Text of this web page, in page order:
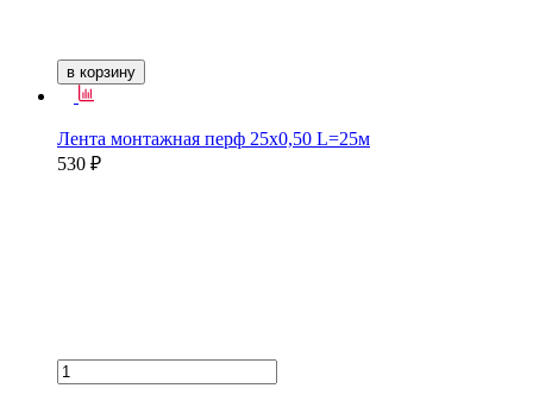
в корзину
Лента монтажная перф 25х0,50 L=25м
530 ₽